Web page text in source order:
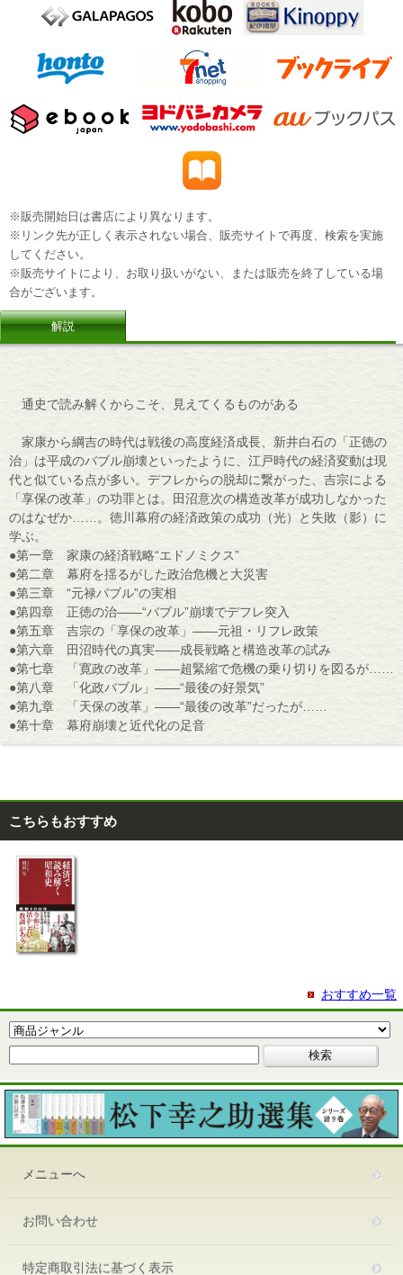
※販売開始日は書店により異なります。
※リンク先が正しく表示されない場合、販売サイトで再度、検索を実施
してください。
※販売サイトにより、お取り扱いがない、または販売を終了している場
合がございます。
解説
通史で読み解くからこそ、見えてくるものがある
家康から綱吉の時代は戦後の高度経済成長、新井白石の「正徳の
治」は平成のバブル崩壊といったように、江戸時代の経済変動は現
代と似ている点が多い。デフレからの脱却に繋がった、吉宗による
「享保の改革」の功罪とは。田沼意次の構造改革が成功しなかった
のはなぜか……。徳川幕府の経済政策の成功（光）と失敗（影）に
学ぶ。
●第一章 家康の経済戦略“エドノミクス”
●第二章 幕府を揺るがした政治危機と大災害
●第三章 “元禄バブル”の実相
●第四章 正徳の治――“バブル”崩壊でデフレ突入
●第五章 吉宗の「享保の改革」――元祖・リフレ政策
●第六章 田沼時代の真実――成長戦略と構造改革の試み
●第七章 「寛政の改革」――超緊縮で危機の乗り切りを図るが……
●第八章 「化政バブル」――“最後の好景気”
●第九章 「天保の改革」――“最後の改革”だったが……
●第十章 幕府崩壊と近代化の足音
こちらもおすすめ
おすすめ一覧
メニューへ
お問い合わせ
特定商取引法に基づく表示